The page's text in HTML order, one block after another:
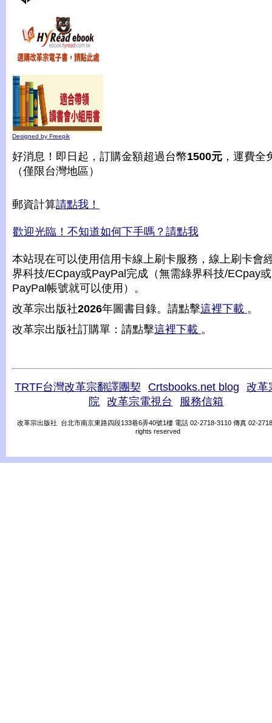
Designed by Freepik
好消息！即日起，訂購金額超過台幣1500元 ，運費全
（僅限台灣地區）
郵資計算請點我！
歡迎光臨！不知道如何下手嗎？請點我
本站現在可以使用信用卡線上刷卡服務，線上刷卡會
界科技/ECpay或PayPal完成（無需綠界科技/ECpay或
PayPal帳號就可以使用）。
改革宗出版社2026年圖書目錄。請點擊這裡下載 。
改革宗出版社訂購單：請點擊這裡下載 。
TRTF台灣改革宗翻譯團契 Crtsbooks.net blog
改革
院
改革宗電視台 服務信箱
改革宗出版社 台北市南京東路四段133巷6弄40號1樓 電話 02-2718-3110 傳真 02-
rights reserved